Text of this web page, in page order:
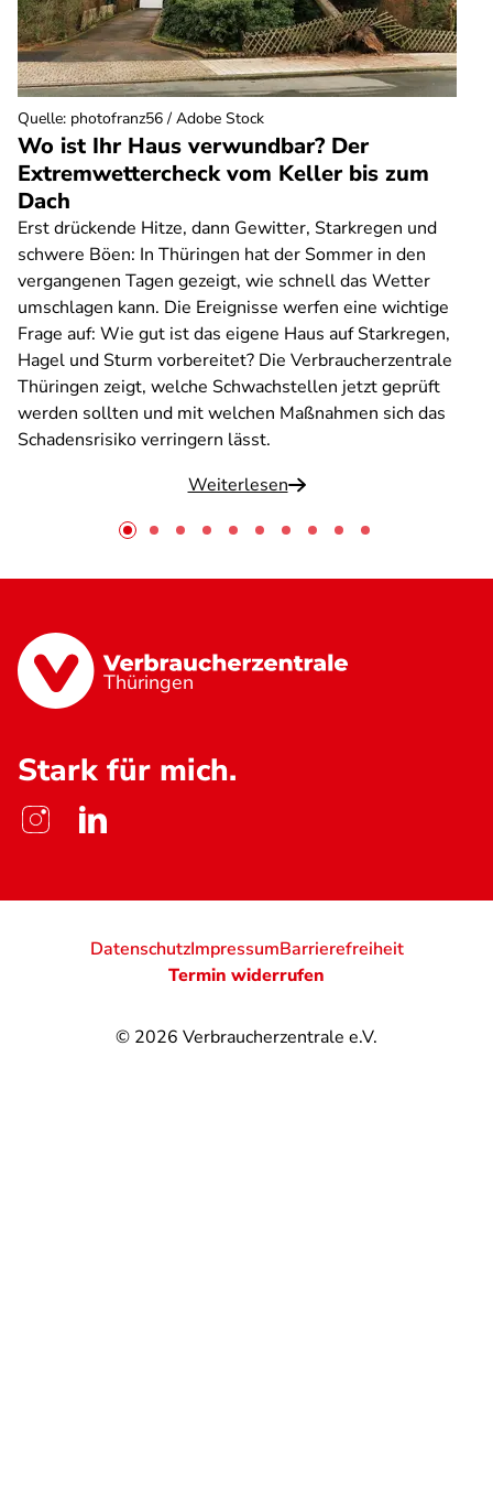
Wo ist Ihr Haus verwundbar? Der
Extremwettercheck vom Keller bis zum
Dach
Erst drückende Hitze, dann Gewitter, Starkregen und
schwere Böen: In Thüringen hat der Sommer in den
vergangenen Tagen gezeigt, wie schnell das Wetter
umschlagen kann. Die Ereignisse werfen eine wichtige
Frage auf: Wie gut ist das eigene Haus auf Starkregen,
Hagel und Sturm vorbereitet? Die Verbraucherzentrale
Thüringen zeigt, welche Schwachstellen jetzt geprüft
werden sollten und mit welchen Maßnahmen sich das
Schadensrisiko verringern lässt.
Weiterlesen
Quelle: photofranz56 / Adobe Stock
Thüringen
Stark für mich.
© 2026 Verbraucherzentrale e.V.
DatenschutzImpressumBarrierefreiheit
Termin widerrufen